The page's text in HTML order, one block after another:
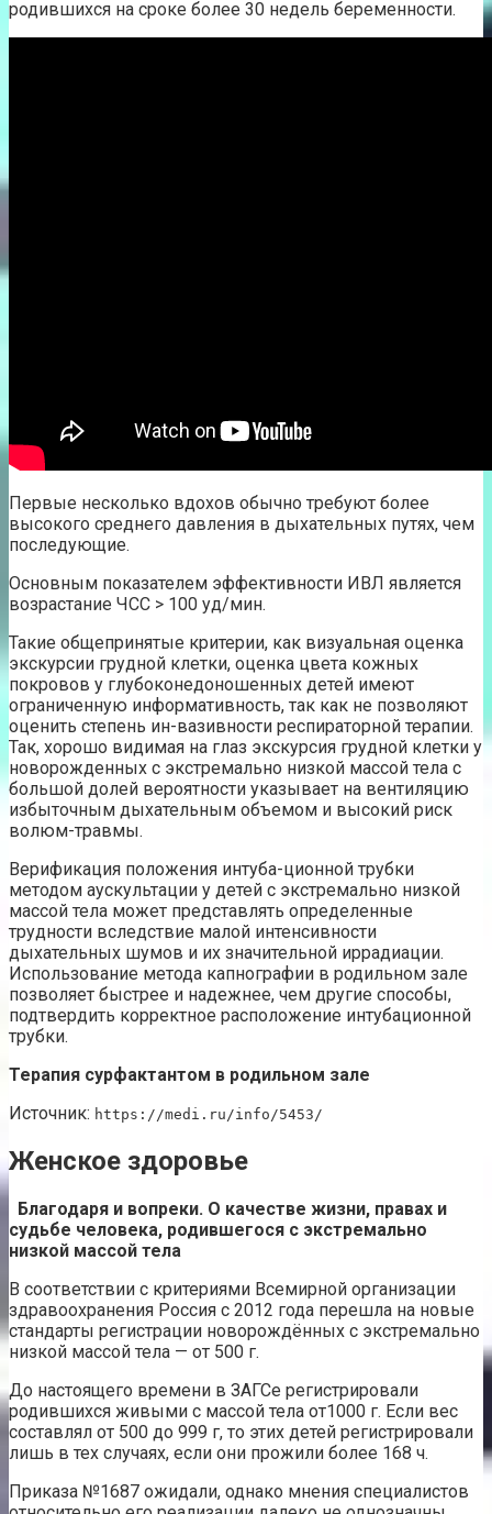
родившихся на сроке более 30 недель беременности.
Первые несколько вдохов обычно требуют более
высокого среднего давления в дыхательных путях, чем
последующие.
Основным показателем эффективности ИВЛ является
возрастание ЧСС > 100 уд/мин.
Такие общепринятые критерии, как визуальная оценка
экскурсии грудной клетки, оценка цвета кожных
покровов у глубоконедоношенных детей имеют
ограниченную информативность, так как не позволяют
оценить степень ин-вазивности респираторной терапии.
Так, хорошо видимая на глаз экскурсия грудной клетки у
новорожденных с экстремально низкой массой тела с
большой долей вероятности указывает на вентиляцию
избыточным дыхательным объемом и высокий риск
волюм-травмы.
Верификация положения интуба-ционной трубки
методом аускультации у детей с экстремально низкой
массой тела может представлять определенные
трудности вследствие малой интенсивности
дыхательных шумов и их значительной иррадиации.
Использование метода капнографии в родильном зале
позволяет быстрее и надежнее, чем другие способы,
подтвердить корректное расположение интубационной
трубки.
Терапия сурфактантом в родильном зале
Источник: https://medi.ru/info/5453/
Женское здоровье
Благодаря и вопреки. О качестве жизни, правах и
судьбе человека, родившегося с экстремально
низкой массой тела
В соответствии с критериями Всемирной организации
здравоохра­нения Россия с 2012 года перешла на новые
стандарты регистрации новорождённых с экстремально
низкой массой тела — от 500 г.
До настоящего времени в ЗАГСе регистрировали
родившихся живыми с массой тела от1000 г. Если вес
составлял от 500 до 999 г, то этих детей регистрировали
лишь в тех случаях, если они прожили более 168 ч.
Приказа №1687 ожидали, однако мнения специалистов